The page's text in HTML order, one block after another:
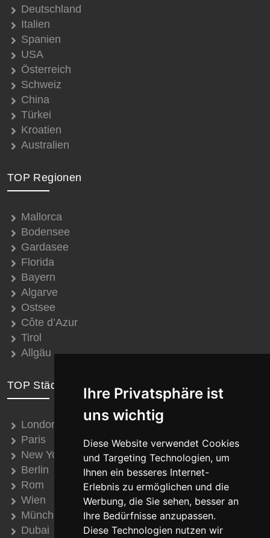
Ihre Privatsphäre ist
uns wichtig
Diese Website verwendet Cookies
und Targeting Technologien, um
Ihnen ein besseres Internet-
Erlebnis zu ermöglichen und die
Werbung, die Sie sehen, besser an
Ihre Bedürfnisse anzupassen.
Diese Technologien nutzen wir
Deutschland
Italien
Spanien
USA
Österreich
Schweiz
China
Türkei
Kroatien
Australien
TOP Regionen
Mallorca
Bodensee
Gardasee
Florida
Bayern
Algarve
Ostsee
Côte d’Azur
Tirol
Allgäu
TOP Städte
London
Paris
New York
Berlin
Rom
Wien
München
Dubai